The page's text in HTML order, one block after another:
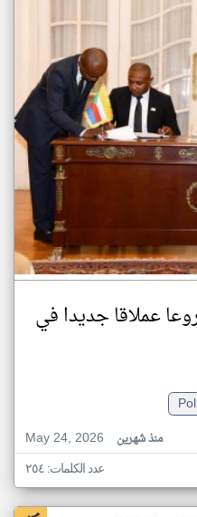
عملاقا جديدا في
May 24, 2026
منذ شهرين
عدد الكلمات: ٢٥٤